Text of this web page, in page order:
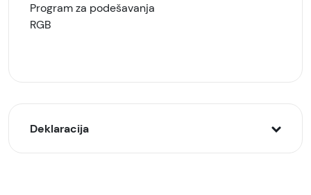
Program za podešavanja
RGB
Deklaracija